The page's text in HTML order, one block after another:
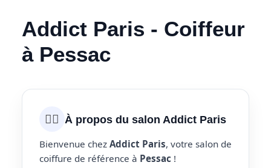
Addict Paris - Coiffeur
à Pessac
💇‍♀️ À propos du salon Addict Paris
Bienvenue chez Addict Paris, votre salon de
coiffure de référence à Pessac !